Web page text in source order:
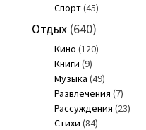
Спорт(45)
Отдых(640)
Кино (120)
Книги (9)
Музыка (49)
Развлечения (7)
Рассуждения (23)
Стихи (84)